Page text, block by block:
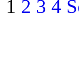
1 2 3 4